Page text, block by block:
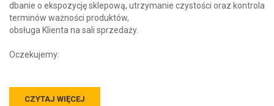
dbanie o ekspozycję sklepową, utrzymanie czystości oraz kontrola
terminów ważności produktów,
obsługa Klienta na sali sprzedaży.
Oczekujemy:
CZYTAJ WIĘCEJ